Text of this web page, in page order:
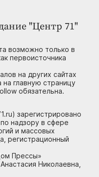
"Центр 71"
возможно только в
первоисточника
на других сайтах
на главную страницу
обязательна.
зарегистрировано
надзору в сфере
и массовых
регистрационный
Прессы»
Николаевна,